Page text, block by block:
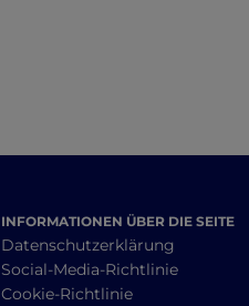
INFORMATIONEN ÜBER DIE SEITE
Datenschutzerklärung
Social-Media-Richtlinie
Cookie-Richtlinie